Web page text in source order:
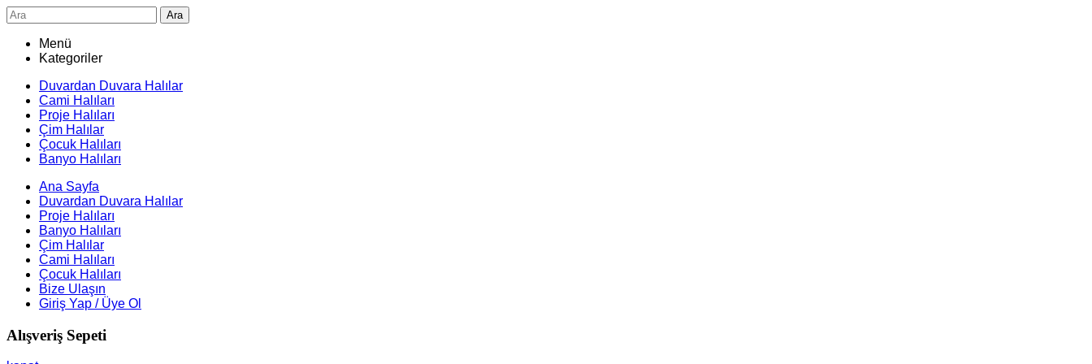
Ara
Menü
Kategoriler
Duvardan Duvara Halılar
Cami Halıları
Proje Halıları
Çim Halılar
Çocuk Halıları
Banyo Halıları
Ana Sayfa
Duvardan Duvara Halılar
Proje Halıları
Banyo Halıları
Çim Halılar
Cami Halıları
Çocuk Halıları
Bize Ulaşın
Giriş Yap / Üye Ol
Alışveriş Sepeti